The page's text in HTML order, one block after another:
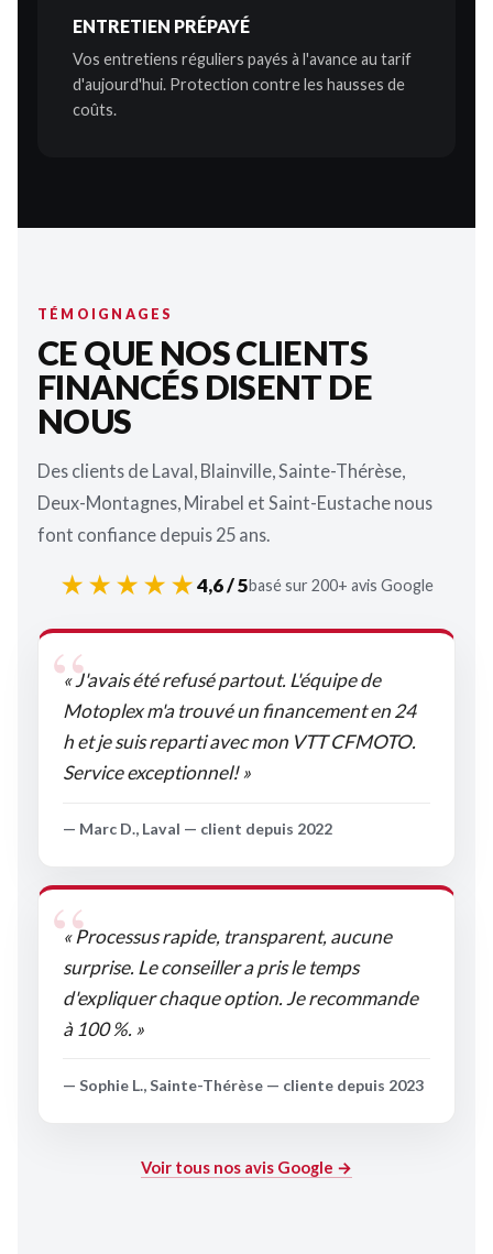
ENTRETIEN PRÉPAYÉ
Vos entretiens réguliers payés à l'avance au tarif
d'aujourd'hui. Protection contre les hausses de
coûts.
TÉMOIGNAGES
CE QUE NOS CLIENTS
FINANCÉS DISENT DE
NOUS
Des clients de Laval, Blainville, Sainte-Thérèse,
Deux-Montagnes, Mirabel et Saint-Eustache nous
font confiance depuis 25 ans.
★★★★★4,6 / 5basé sur 200+ avis Google
« J'avais été refusé partout. L'équipe de
Motoplex m'a trouvé un financement en 24
h et je suis reparti avec mon VTT CFMOTO.
Service exceptionnel! »
— Marc D., Laval — client depuis 2022
« Processus rapide, transparent, aucune
surprise. Le conseiller a pris le temps
d'expliquer chaque option. Je recommande
à 100 %. »
— Sophie L., Sainte-Thérèse — cliente depuis 2023
Voir tous nos avis Google →